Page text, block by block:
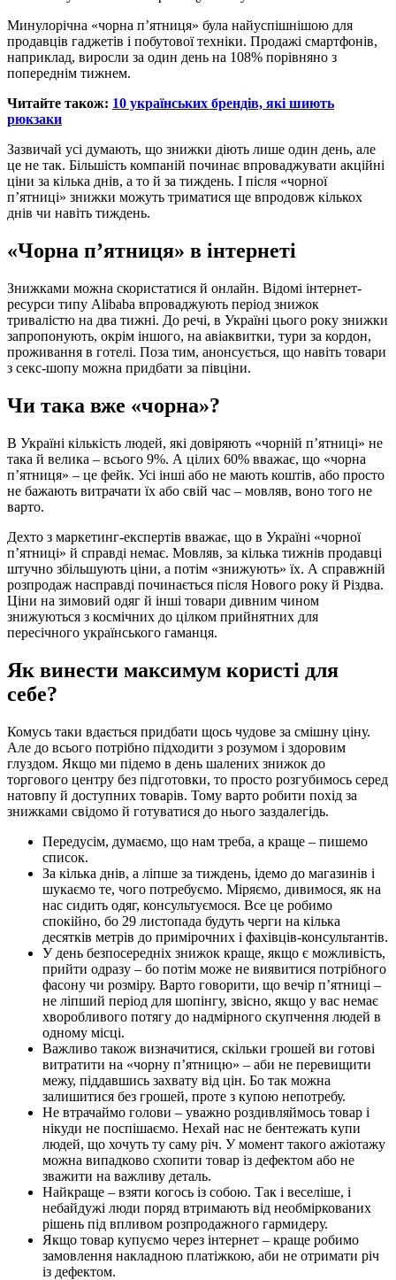
Минулорічна «чорна п’ятниця» була найуспішнішою для
продавців гаджетів і побутової техніки. Продажі смартфонів,
наприклад, виросли за один день на 108% порівняно з
попереднім тижнем.
Читайте також: 10 українських брендів, які шиють
рюкзаки
Зазвичай усі думають, що знижки діють лише один день, але
це не так. Більшість компаній починає впроваджувати акційні
ціни за кілька днів, а то й за тиждень. І після «чорної
п’ятниці» знижки можуть триматися ще впродовж кількох
днів чи навіть тиждень.
«Чорна п’ятниця» в інтернеті
Знижками можна скористатися й онлайн. Відомі інтернет-
ресурси типу Alibaba впроваджують період знижок
тривалістю на два тижні. До речі, в Україні цього року знижки
запропонують, окрім іншого, на авіаквитки, тури за кордон,
проживання в готелі. Поза тим, анонсується, що навіть товари
з секс-шопу можна придбати за півціни.
Чи така вже «чорна»?
В Україні кількість людей, які довіряють «чорній п’ятниці» не
така й велика – всього 9%. А цілих 60% вважає, що «чорна
п’ятниця» – це фейк. Усі інші або не мають коштів, або просто
не бажають витрачати їх або свій час – мовляв, воно того не
варто.
Дехто з маркетинг-експертів вважає, що в Україні «чорної
п’ятниці» й справді немає. Мовляв, за кілька тижнів продавці
штучно збільшують ціни, а потім «знижують» їх. А справжній
розпродаж насправді починається після Нового року й Різдва.
Ціни на зимовий одяг й інші товари дивним чином
знижуються з космічних до цілком прийнятних для
пересічного українського гаманця.
Як винести максимум користі для
себе?
Комусь таки вдається придбати щось чудове за смішну ціну.
Але до всього потрібно підходити з розумом і здоровим
глуздом. Якщо ми підемо в день шалених знижок до
торгового центру без підготовки, то просто розгубимось серед
натовпу й доступних товарів. Тому варто робити похід за
знижками свідомо й готуватися до нього заздалегідь.
Передусім, думаємо, що нам треба, а краще – пишемо
список.
За кілька днів, а ліпше за тиждень, ідемо до магазинів і
шукаємо те, чого потребуємо. Міряємо, дивимося, як на
нас сидить одяг, консультуємося. Все це робимо
спокійно, бо 29 листопада будуть черги на кілька
десятків метрів до примірочних і фахівців-консультантів.
У день безпосередніх знижок краще, якщо є можливість,
прийти одразу – бо потім може не виявитися потрібного
фасону чи розміру. Варто говорити, що вечір п’ятниці –
не ліпший період для шопінгу, звісно, якщо у вас немає
хворобливого потягу до надмірного скупчення людей в
одному місці.
Важливо також визначитися, скільки грошей ви готові
витратити на «чорну п’ятницю» – аби не перевищити
межу, піддавшись захвату від цін. Бо так можна
залишитися без грошей, проте з купою непотребу.
Не втрачаймо голови – уважно роздивляймось товар і
нікуди не поспішаємо. Нехай нас не бентежать купи
людей, що хочуть ту саму річ. У момент такого ажіотажу
можна випадково схопити товар із дефектом або не
зважити на важливу деталь.
Найкраще – взяти когось із собою. Так і веселіше, і
небайдужі люди поряд втримають від необміркованих
рішень під впливом розпродажного гармидеру.
Якщо товар купуємо через інтернет – краще робимо
замовлення накладною платіжкою, аби не отримати річ
із дефектом.